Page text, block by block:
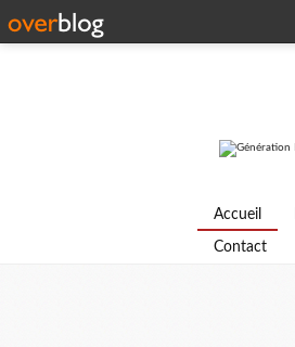
Accueil
Contact